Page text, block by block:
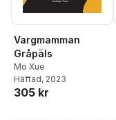
Vargmamman
Gråpäls
Mo Xue
Häftad, 2023
305 kr